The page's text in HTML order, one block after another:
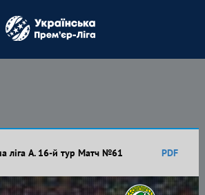
ліга А. 16-й тур Матч №61 PDF